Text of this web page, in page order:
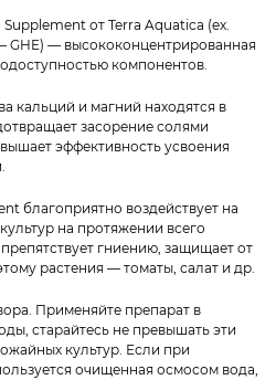
от Terra Aquatica (ex.
GHE) — высококонцентрированная
компонентов.
кальций и магний находятся в
засорение солями
эффективность усвоения
благоприятно воздействует на
на протяжении всего
гниению, защищает от
растения — томаты, салат и др.
Применяйте препарат в
старайтесь не превышать эти
культур. Если при
очищенная осмосом вода,